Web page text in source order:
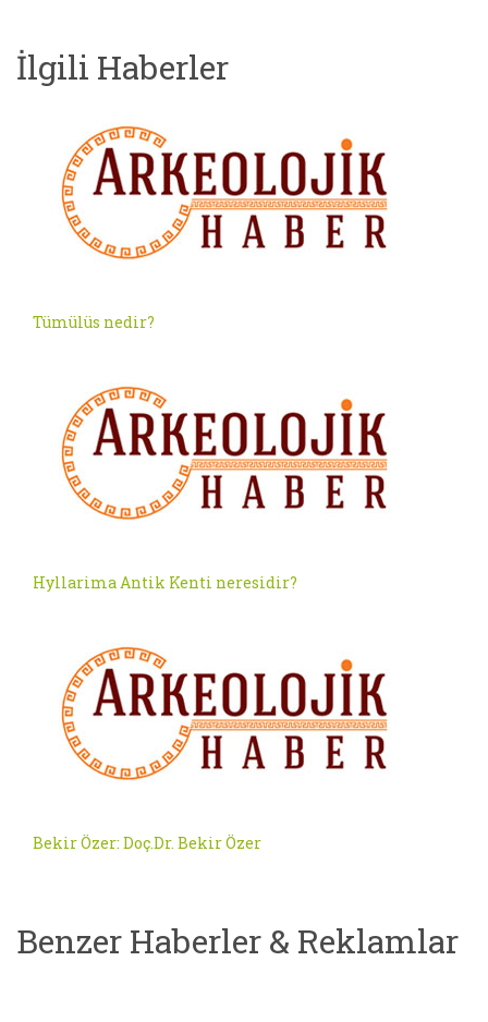
İlgili Haberler
Tümülüs nedir?
Hyllarima Antik Kenti neresidir?
Bekir Özer: Doç.Dr. Bekir Özer
Benzer Haberler & Reklamlar